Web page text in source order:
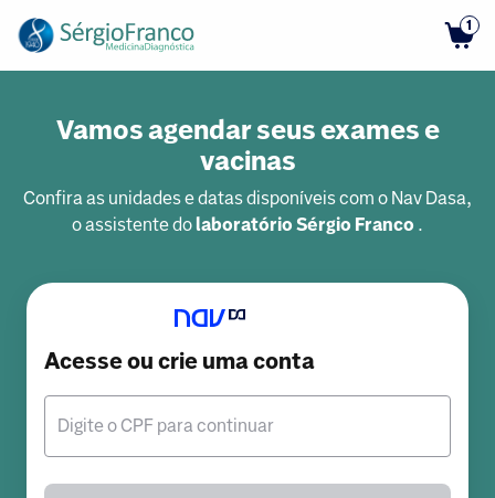
1
Vamos agendar seus exames e
vacinas
Confira as unidades e datas disponíveis com o Nav Dasa,
o assistente dolaboratório Sérgio Franco .
Acesse ou crie uma conta
Digite o CPF para continuar